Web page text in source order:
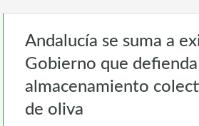
Andalucía se suma a
Gobierno que defienda
almacenamiento
de oliva